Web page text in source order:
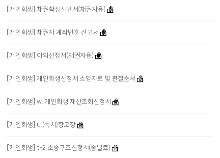
[개인회생] 채권확정신고서(채권자용)
[개인회생] 채권자 계좌번호 신고서
[개인회생] 이의신청서(채권자용)
[개인회생] 개인회생신청서 소명자료 및 편철순서
[개인회생] w. 개인회생 재산조회신청서
[개인회생] u.(즉시)항고장
[개인회생] t-2.소송구조신청서(송달료)